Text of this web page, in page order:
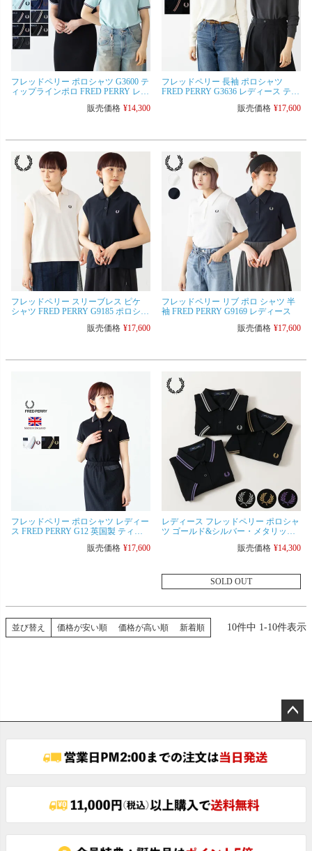
フレッドペリー ポロシャツ G3600 テ
ィップラインポロ FRED PERRY レデ
販売価格 ¥14,300
フレッドペリー 長袖 ポロシャツ
FRED PERRY G3636 レディース ティ
販売価格 ¥17,600
フレッドペリー スリーブレス ピケ
シャツ FRED PERRY G9185 ポロシャ
販売価格 ¥17,600
フレッドペリー リブ ポロ シャツ 半
袖 FRED PERRY G9169 レディース
販売価格 ¥17,600
フレッドペリー ポロシャツ レディー
ス FRED PERRY G12 英国製 ティッ
販売価格 ¥17,600
レディース フレッドペリー ポロシャ
ツ ゴールド&シルバー・メタリック
販売価格 ¥14,300
SOLD OUT
並び替え 価格が安い順 価格が高い順 新着順 10件中 1-10件表示
へ